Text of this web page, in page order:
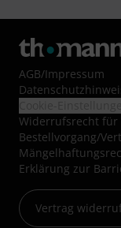
AGB/Impressum
Widerrufsrecht für
Bestellvorgang/
Erklärung zur
Vertrag